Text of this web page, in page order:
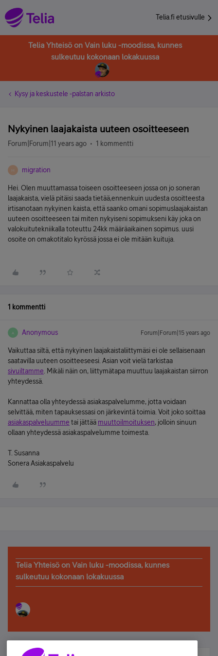
Telia.fi etusivulle
Telia Yhteisö on Vain luku -moodissa, kunnes
sulkeutuu kokonaan lokakuussa
Kysy ja keskustele -palstan arkisto
Nykyinen laajakaista uuteen osoitteeseen
Forum|Forum|11 years ago 1 kommentti
M migration
Hei. Olen muuttamassa toiseen osoitteeseen jossa on jo soneran
laajakaista, vielä pitäisi saada tietää,ennenkuin uudesta osoitteesta
irtisanotaan nykyinen kaista, että saanko omani sopimuslaajakaistan
uuteen osoitteeseen tai miten nykyiseni sopimukseni käy joka on
valokuitutekniikalla toteuttu 24kk määräaikainen sopimus. uusi
osoite on omakotitalo kyrössä jossa ei ole mitään kuituja.
1 kommentti
A Anonymous Forum|Forum|15 years ago
Vaikuttaa siltä, että nykyinen laajakaistaliittymäsi ei ole sellaisenaan
saatavilla uuteen osoitteeseesi. Asian voit vielä tarkistaa
sivuiltamme . Mikäli näin on, liittymätapa muuttuu laajakaistan siirron
yhteydessä.
Kannattaa olla yhteydessä asiakaspalvelumme, jotta voidaan
selvittää, miten tapauksessasi on järkevintä toimia. Voit joko soittaa
asiakaspalveluumme tai jättää muuttoilmoituksen, jolloin sinuun
ollaan yhteydessä asiakaspalvelumme toimesta.
T. Susanna
Sonera Asiakaspalvelu
Telia Yhteisö on Vain luku -moodissa, kunnes
sulkeutuu kokonaan lokakuussa